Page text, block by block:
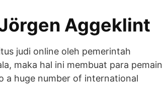
Aggeklint
judi online oleh pemerintah
maka hal ini membuat para pemain
a huge number of international